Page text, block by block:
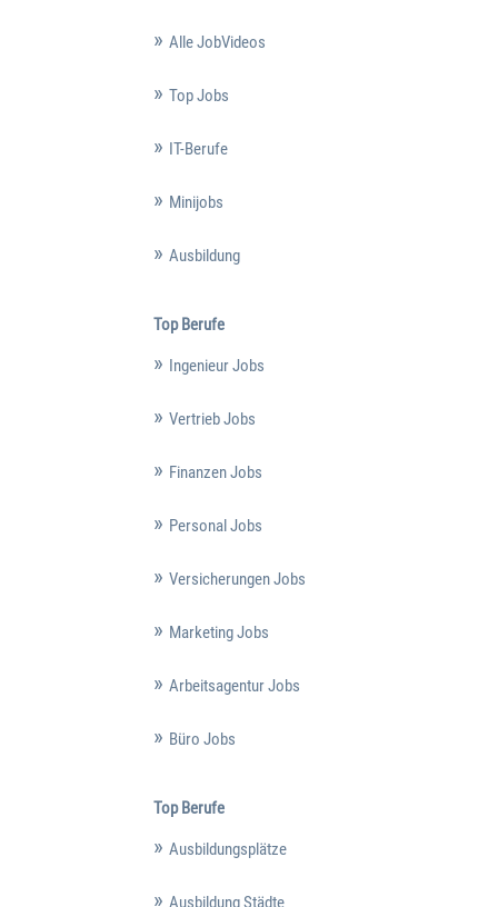
Alle JobVideos
Top Jobs
IT-Berufe
Minijobs
Ausbildung
Top Berufe
Ingenieur Jobs
Vertrieb Jobs
Finanzen Jobs
Personal Jobs
Versicherungen Jobs
Marketing Jobs
Arbeitsagentur Jobs
Büro Jobs
Top Berufe
Ausbildungsplätze
Ausbildung Städte